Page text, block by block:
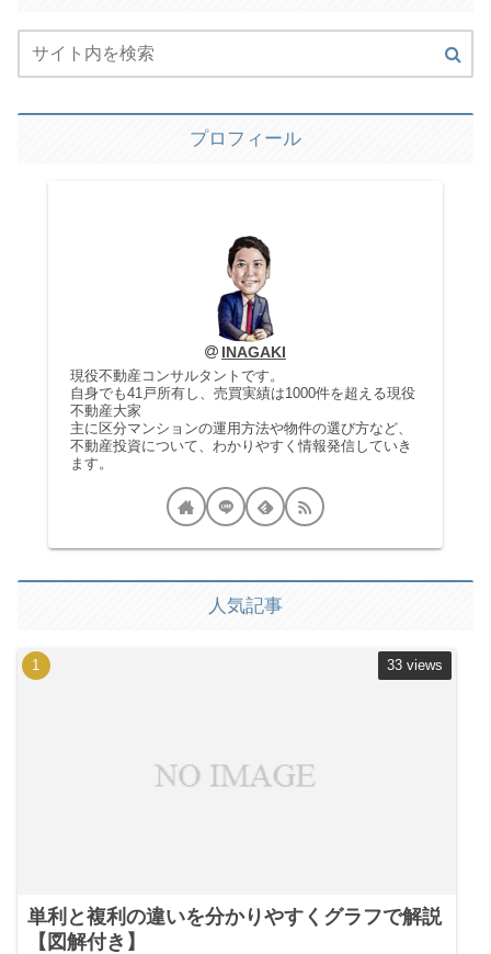
プロフィール
INAGAKI
現役不動産コンサルタントです。
自身でも41戸所有し、売買実績は1000件を超える現役
不動産大家
主に区分マンションの運用方法や物件の選び方など、
不動産投資について、わかりやすく情報発信していき
ます。
人気記事
単利と複利の違いを分かりやすくグラフで解説
【図解付き】
33 views